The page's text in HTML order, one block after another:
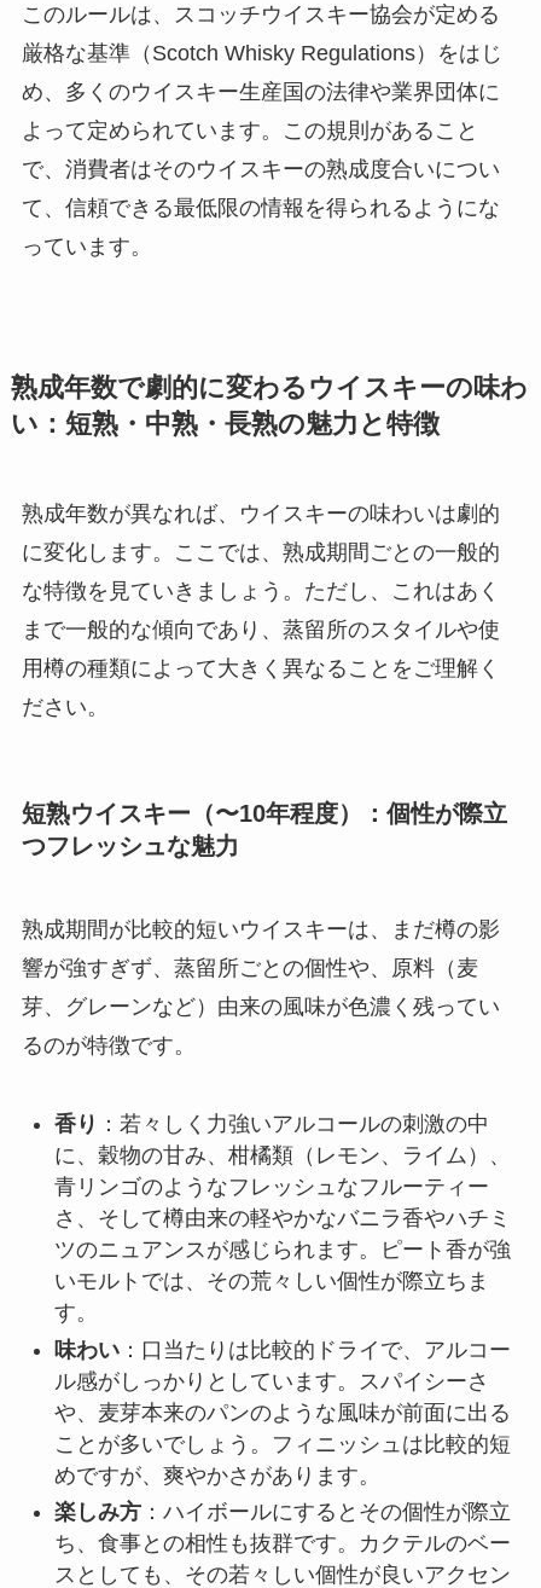
このルールは、スコッチウイスキー協会が定める
厳格な基準（Scotch Whisky Regulations）をはじ
め、多くのウイスキー生産国の法律や業界団体に
よって定められています。この規則があること
で、消費者はそのウイスキーの熟成度合いについ
て、信頼できる最低限の情報を得られるようにな
っています。
熟成年数で劇的に変わるウイスキーの味わ
い：短熟・中熟・長熟の魅力と特徴
熟成年数が異なれば、ウイスキーの味わいは劇的
に変化します。ここでは、熟成期間ごとの一般的
な特徴を見ていきましょう。ただし、これはあく
まで一般的な傾向であり、蒸留所のスタイルや使
用樽の種類によって大きく異なることをご理解く
ださい。
短熟ウイスキー（〜10年程度）：個性が際立
つフレッシュな魅力
熟成期間が比較的短いウイスキーは、まだ樽の影
響が強すぎず、蒸留所ごとの個性や、原料（麦
芽、グレーンなど）由来の風味が色濃く残ってい
るのが特徴です。
香り ：若々しく力強いアルコールの刺激の中
に、穀物の甘み、柑橘類（レモン、ライム）、
青リンゴのようなフレッシュなフルーティー
さ、そして樽由来の軽やかなバニラ香やハチミ
ツのニュアンスが感じられます。ピート香が強
いモルトでは、その荒々しい個性が際立ちま
す。
味わい：口当たりは比較的ドライで、アルコー
ル感がしっかりとしています。スパイシーさ
や、麦芽本来のパンのような風味が前面に出る
ことが多いでしょう。フィニッシュは比較的短
めですが、爽やかさがあります。
楽しみ方：ハイボールにするとその個性が際立
ち、食事との相性も抜群です。カクテルのベー
スとしても、その若々しい個性が良いアクセン